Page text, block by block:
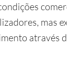
mas
através